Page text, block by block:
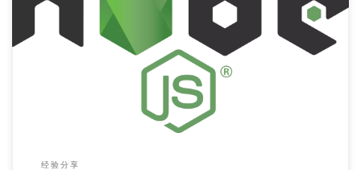
解决nodejs v18启动vue项目报错 nodejs v18升级了OpenSSL
v3版本，导致启动vue项目报错，解决办法比 […]
经验分享